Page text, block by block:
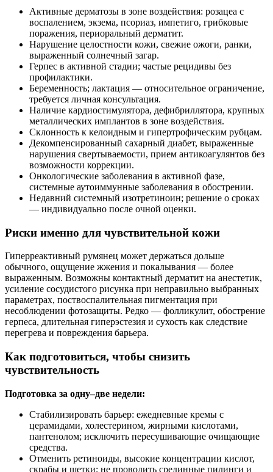
Активные дерматозы в зоне воздействия: розацеа с
воспалением, экзема, псориаз, импетиго, грибковые
поражения, периоральный дерматит.
Нарушение целостности кожи, свежие ожоги, ранки,
выраженный солнечный загар.
Герпес в активной стадии; частые рецидивы без
профилактики.
Беременность; лактация — относительное ограничение,
требуется личная консультация.
Наличие кардиостимулятора, дефибриллятора, крупных
металлических имплантов в зоне воздействия.
Склонность к келоидным и гипертрофическим рубцам.
Декомпенсированный сахарный диабет, выраженные
нарушения свертываемости, прием антикоагулянтов без
возможности коррекции.
Онкологические заболевания в активной фазе,
системные аутоиммунные заболевания в обострении.
Недавний системный изотретиноин; решение о сроках
— индивидуально после очной оценки.
Риски именно для чувствительной кожи
Гиперреактивный румянец может держаться дольше
обычного, ощущение жжения и покалывания — более
выраженным. Возможны контактный дерматит на анестетик,
усиление сосудистого рисунка при неправильно выбранных
параметрах, поствоспалительная пигментация при
несоблюдении фотозащиты. Редко — фолликулит, обострение
герпеса, длительная гиперэстезия и сухость как следствие
перегрева и повреждения барьера.
Как подготовиться, чтобы снизить
чувствительность
Подготовка за одну–две недели:
Стабилизировать барьер: ежедневные кремы с
церамидами, холестерином, жирными кислотами,
пантенолом; исключить пересушивающие очищающие
средства.
Отменить ретиноиды, высокие концентрации кислот,
скрабы и щетки; не проводить срединные пилинги и